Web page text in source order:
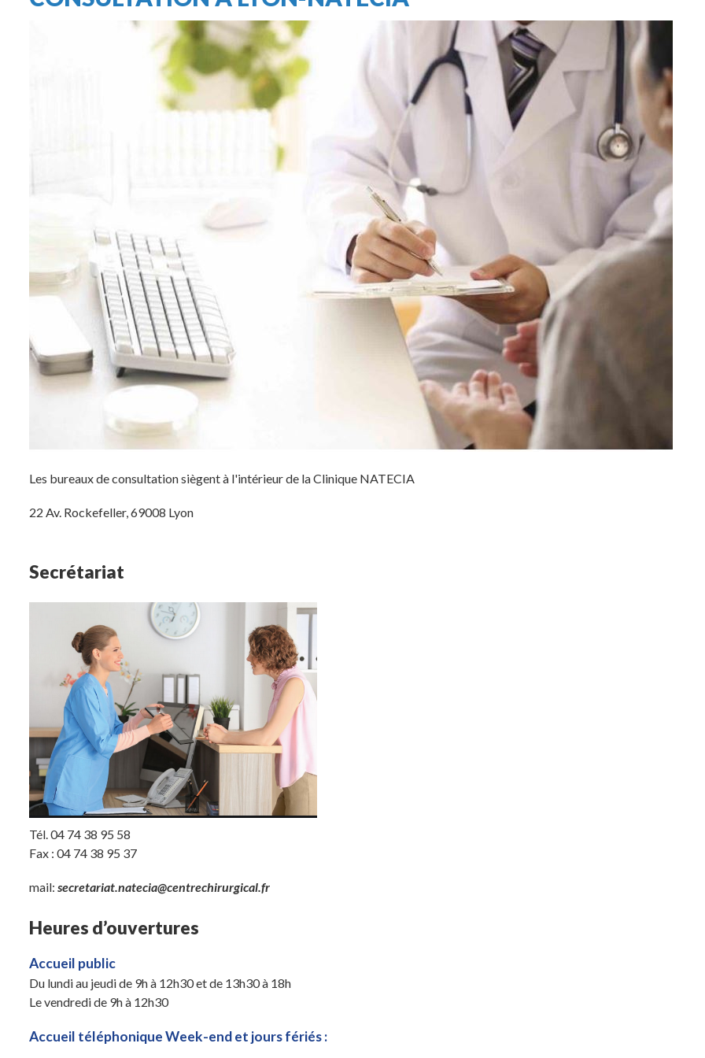
Les bureaux de consultation siègent à l'intérieur de la Clinique NATECIA
22 Av. Rockefeller, 69008 Lyon
Secrétariat
Tél. 04 74 38 95 58
Fax : 04 74 38 95 37
mail: secretariat.natecia@centrechirurgical.fr
Heures d’ouvertures
Accueil public
Du lundi au jeudi de 9h à 12h30 et de 13h30 à 18h
Le vendredi de 9h à 12h30
Accueil téléphonique Week-end et jours fériés :